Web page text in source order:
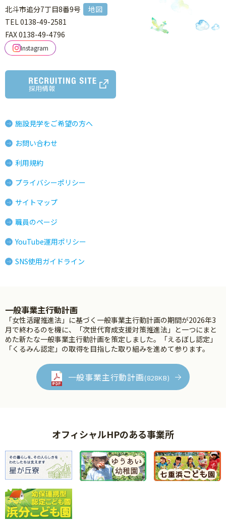
北斗市追分7丁目8番9号
地図
TEL 0138-49-2581
FAX 0138-49-4796
Instagram
採用情報
施設見学をご希望の方へ
お問い合わせ
利用規約
プライバシーポリシー
サイトマップ
職員のページ
YouTube運用ポリシー
SNS使用ガイドライン
一般事業主行動計画
「女性活躍推進法」に基づく一般事業主行動計画の期間が2026年3
月で終わるのを機に、「次世代育成支援対策推進法」と一つにまと
めた新たな一般事業主行動計画を策定しました。「えるぼし認定」
「くるみん認定」の取得を目指した取り組みを進めて参ります。
一般事業主行動計画(828KB)
オフィシャルHPのある事業所